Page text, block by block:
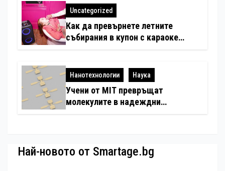
любимци
Uncategorized
Как да превърнете летните
събирания в купон с караоке
Нанотехнологии Наука
Учени от MIT превръщат
молекулите в надеждни
Най-новото от Smartage.bg